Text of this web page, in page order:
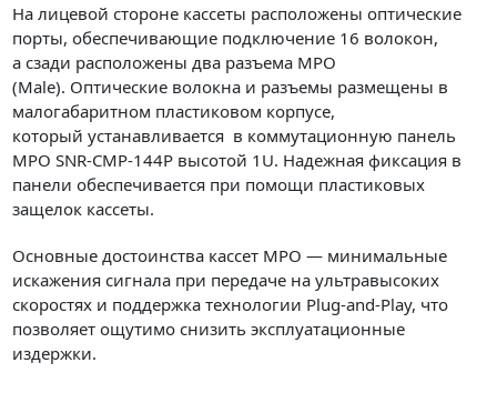
На лицевой стороне кассеты расположены оптические
порты, обеспечивающие подключение 16 волокон,
а сзади расположены два разъема MPO
(Male). Оптические волокна и разъемы размещены в
малогабаритном пластиковом корпусе,
который устанавливается в коммутационную панель
MPO SNR-CMP-144P высотой 1U. Надежная фиксация в
панели обеспечивается при помощи пластиковых
защелок кассеты.
Основные достоинства кассет MPO — минимальные
искажения сигнала при передаче на ультравысоких
скоростях и поддержка технологии Plug-and-Play, что
позволяет ощутимо снизить эксплуатационные
издержки.